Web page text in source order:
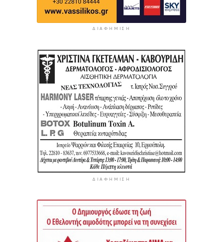
ΔΙΑΦΉΜΙΣΗ
ΔΙΑΦΉΜΙΣΗ